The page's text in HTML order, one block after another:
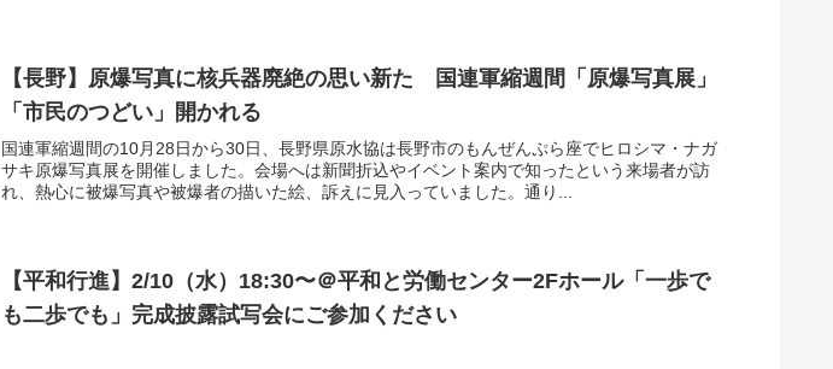
【長野】原爆写真に核兵器廃絶の思い新た 国連軍縮週間「原爆写真展」
「市民のつどい」開かれる
国連軍縮週間の10月28日から30日、長野県原水協は長野市のもんぜんぷら座でヒロシマ・ナガ
サキ原爆写真展を開催しました。会場へは新聞折込やイベント案内で知ったという来場者が訪
れ、熱心に被爆写真や被爆者の描いた絵、訴えに見入っていました。通り...
【平和行進】2/10（水）18:30〜＠平和と労働センター2Fホール「一歩で
も二歩でも」完成披露試写会にご参加ください